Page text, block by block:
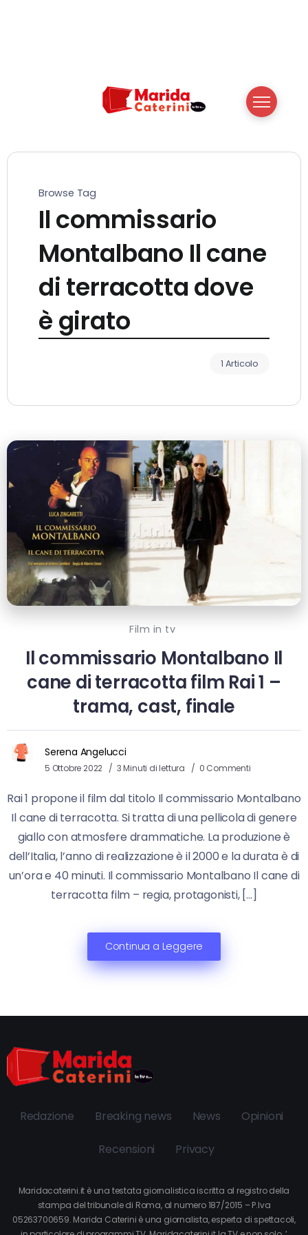
Browse Tag
Il commissario
Montalbano Il cane
di terracotta dove
è girato
1 Articolo
Film in tv
Il commissario Montalbano Il
cane di terracotta film Rai 1 –
trama, cast, finale
Serena Angelucci
5 Ottobre 2022 3 Minuti di lettura 0 Commenti
Rai 1 propone il film dal titolo Il commissario Montalbano
Il cane di terracotta. Si tratta di una pellicola di genere
giallo con atmosfere drammatiche. La produzione è
dell’Italia, l’anno di realizzazione è il 2000 e la durata è di
un’ora e 40 minuti. Il commissario Montalbano Il cane di
terracotta film – regia, protagonisti, […]
Continua a Leggere
Redazione Breaking news News Opinioni
Recensioni Privacy
Maridacaterini.it è una testata giornalistica iscritta al registro della
stampa del tribunale di Roma, al numero 187/2015 – P.Iva
05263700659. Marida Caterini è una giornalista, esperta di spettacoli,